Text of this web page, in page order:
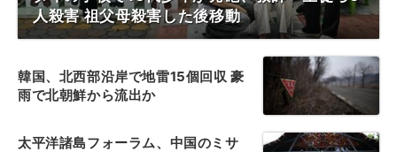
人殺害 祖父母殺害した後移動
韓国、北西部沿岸で地雷15個回収 豪
雨で北朝鮮から流出か
太平洋諸島フォーラム、中国のミサ